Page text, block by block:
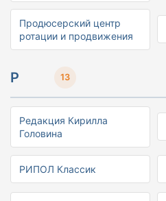
Продюсерский центр
ротации и продвижения
Р 13
Редакция Кирилла
Головина
РИПОЛ Классик